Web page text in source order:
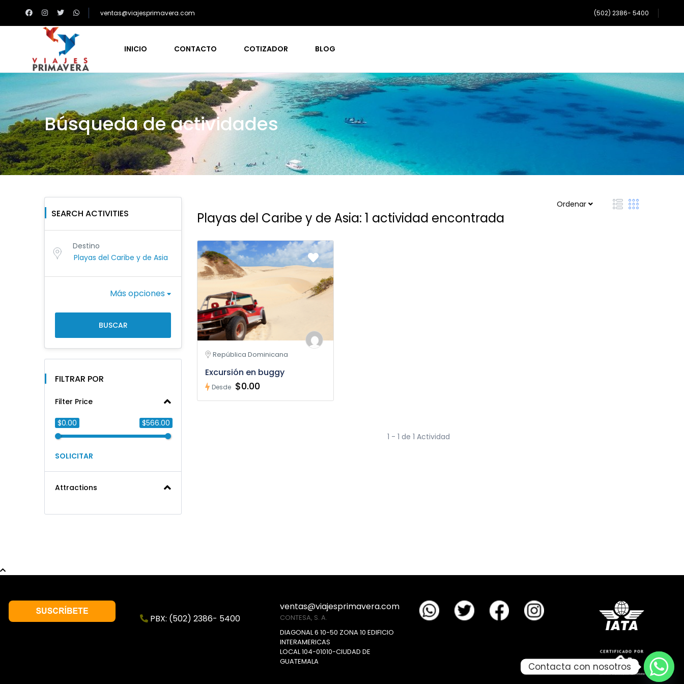
ventas@viajesprimavera.com (502) 2386- 5400
INICIO CONTACTO COTIZADOR BLOG
Búsqueda de actividades
SEARCH ACTIVITIES
Destino
Más opciones
BUSCAR
FILTRAR POR
Filter Price
$0.00 $566.00
SOLICITAR
Attractions
Ordenar
Playas del Caribe y de Asia: 1 actividad encontrada
República Dominicana
Excursión en buggy
Desde $0.00
1 - 1 de 1 Actividad
PBX: (502) 2386- 5400
ventas@viajesprimavera.com
CONTESA, S. A.
DIAGONAL 6 10-50 ZONA 10 EDIFICIO
INTERAMERICAS
LOCAL 104-01010-CIUDAD DE
GUATEMALA
Contacta con nosotros